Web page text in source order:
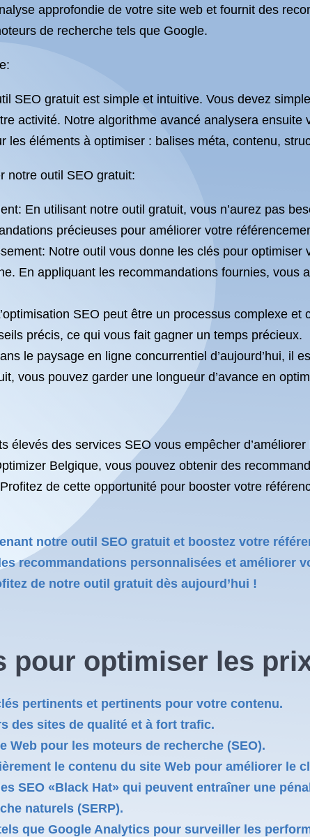
approfondie de votre site web et fournit des
de recherche tels que Google.
SEO gratuit est simple et intuitive. Vous devez
activité. Notre algorithme avancé analysera
les éléments à optimiser : balises méta, contenu,
notre outil SEO gratuit:
En utilisant notre outil gratuit, vous n’aurez pas
précieuses pour améliorer votre
Notre outil vous donne les clés pour
En appliquant les recommandations fournies, vous
SEO peut être un processus complexe
précis, ce qui vous fait gagner un temps précieux.
le paysage en ligne concurrentiel d’aujourd’hui, il
vous pouvez garder une longueur d’avance en
élevés des services SEO vous empêcher
Belgique, vous pouvez obtenir des
de cette opportunité pour booster votre
notre outil SEO gratuit et boostez votre
recommandations personnalisées et améliorer
de notre outil gratuit dès aujourd’hui !
pour optimiser les
pertinents et pertinents pour votre contenu.
des sites de qualité et à fort trafic.
Web pour les moteurs de recherche (SEO).
le contenu du site Web pour améliorer le
SEO «Black Hat» qui peuvent entraîner une
naturels (SERP).
que Google Analytics pour surveiller les